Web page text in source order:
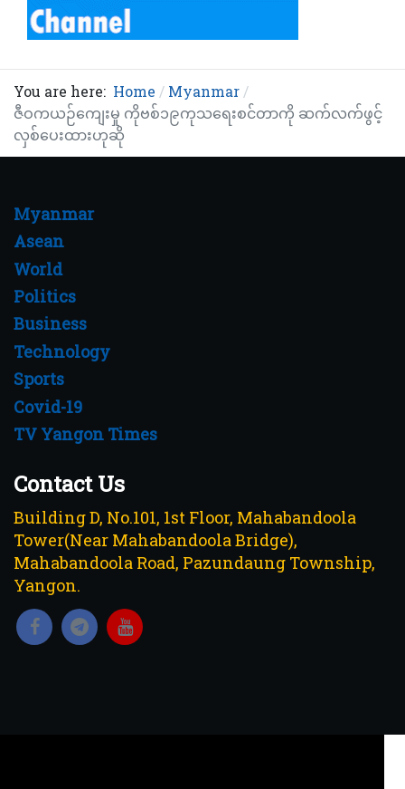
You are here: Home
Myanmar
ဇီဝကယဉ်ကျေးမှု ကိုဗစ်၁၉ကုသရေးစင်တာကို ဆက်လက်ဖွင့်
လှစ်ပေးထားဟုဆို
Myanmar
Asean
World
Politics
Business
Technology
Sports
Covid-19
TV Yangon Times
Contact Us
Building D, No.101, 1st Floor, Mahabandoola
Tower(Near Mahabandoola Bridge),
Mahabandoola Road, Pazundaung Township,
Yangon.